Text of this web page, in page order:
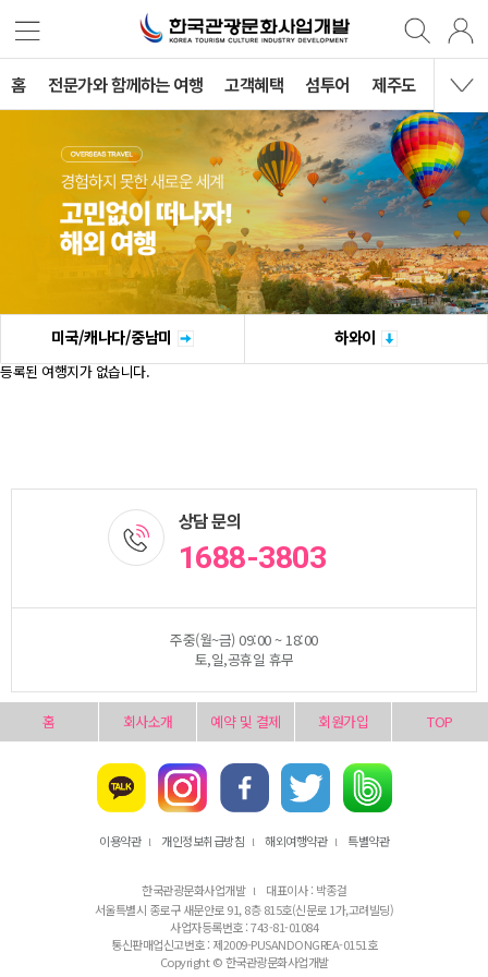
홈 전문가와 함께하는 여행 고객혜택 섬투어 제주도 국내
미국/캐나다/중남미 하와이
등록된 여행지가 없습니다.
상담 문의
1688-3803
주중(월~금) 09:00 ~ 18:00
토,일,공휴일 휴무
홈 회사소개 예약 및 결제 회원가입 TOP
이용약관 l 개인정보취급방침 l 해외여행약관 l 특별약관
한국관광문화사업개발 l
대표이사 : 박종걸
서울특별시 종로구 새문안로 91, 8층 815호(신문로 1가,고려빌딩)
사업자등록번호 : 743-81-01084
통신판매업신고번호 : 제2009-PUSANDONGREA-0151호
Copyright © 한국관광문화사업개발